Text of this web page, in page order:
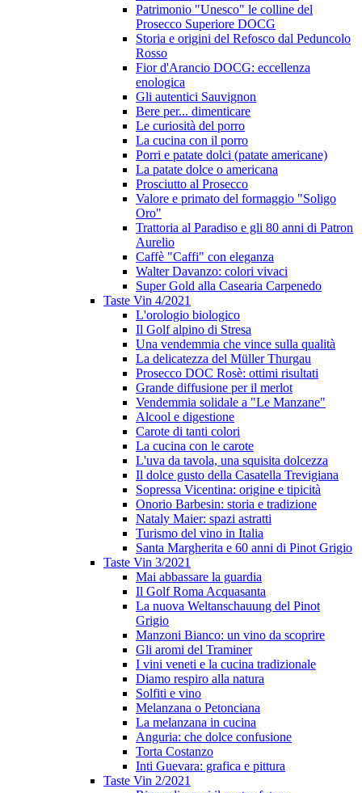
Patrimonio "Unesco" le colline del
Prosecco Superiore DOCG
Storia e origini del Refosco dal Peduncolo
Rosso
Fior d'Arancio DOCG: eccellenza
enologica
Gli autentici Sauvignon
Bere per... dimenticare
Le curiosità del porro
La cucina con il porro
Porri e patate dolci (patate americane)
La patate dolce o americana
Prosciutto al Prosecco
Valore e primato del formaggio "Soligo
Oro"
Trattoria al Paradiso e gli 80 anni di Patron
Aurelio
Caffè "Caffi" con eleganza
Walter Davanzo: colori vivaci
Super Gold alla Casearia Carpenedo
Taste Vin 4/2021
L'orologio biologico
Il Golf alpino di Stresa
Una vendemmia che vince sulla qualità
La delicatezza del Müller Thurgau
Prosecco DOC Rosè: ottimi risultati
Grande diffusione per il merlot
Vendemmia solidale a "Le Manzane"
Alcool e digestione
Carote di tanti colori
La cucina con le carote
L'uva da tavola, una squisita dolcezza
Il dolce gusto della Casatella Trevigiana
Sopressa Vicentina: origine e tipicità
Onorio Barbesin: storia e tradizione
Nataly Maier: spazi astratti
Turismo del vino in Italia
Santa Margherita e 60 anni di Pinot Grigio
Taste Vin 3/2021
Mai abbassare la guardia
Il Golf Roma Acquasanta
La nuova Weltanschauung del Pinot
Grigio
Manzoni Bianco: un vino da scoprire
Gli aromi del Traminer
I vini veneti e la cucina tradizionale
Diamo respiro alla natura
Solfiti e vino
Melanzana o Petonciana
La melanzana in cucina
Anguria: che dolce confusione
Torta Costanzo
Inti Guevara: grafica e pittura
Taste Vin 2/2021